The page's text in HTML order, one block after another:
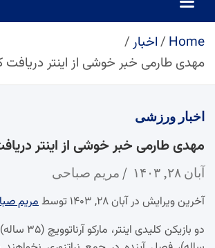
Home
اخبار
مهدی طارمی خبر خوشی از اینتر دریافت
اخبار ورزشی
مهدی طارمی خبر خوشی از اینتر
آبان ۲۸, ۱۴۰۳ مریم صباحی
آخرین ویرایش در آبان ۲۸, ۱۴۰۳ توسط
مریم